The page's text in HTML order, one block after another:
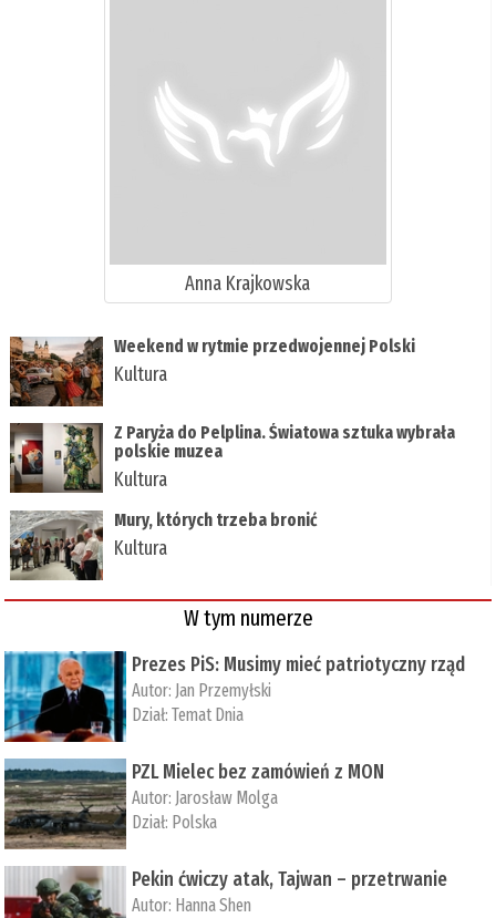
Anna Krajkowska
Weekend w rytmie przedwojennej Polski
Kultura
Z Paryża do Pelplina. Światowa sztuka wybrała
polskie muzea
Kultura
Mury, których trzeba bronić
Kultura
W tym numerze
Prezes PiS: Musimy mieć patriotyczny rząd
Autor: Jan Przemyłski
Dział:Temat Dnia
PZL Mielec bez zamówień z MON
Autor: Jarosław Molga
Dział: Polska
Pekin ćwiczy atak, Tajwan – przetrwanie
Autor: ­Hanna Shen